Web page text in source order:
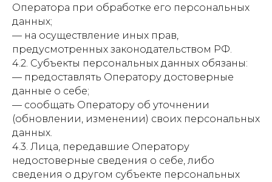
Оператора при обработке его персональных
данных;
— на осуществление иных прав,
предусмотренных законодательством РФ.
4.2. Субъекты персональных данных обязаны:
— предоставлять Оператору достоверные
данные о себе;
— сообщать Оператору об уточнении
(обновлении, изменении) своих персональных
данных.
4.3. Лица, передавшие Оператору
недостоверные сведения о себе, либо
сведения о другом субъекте персональных